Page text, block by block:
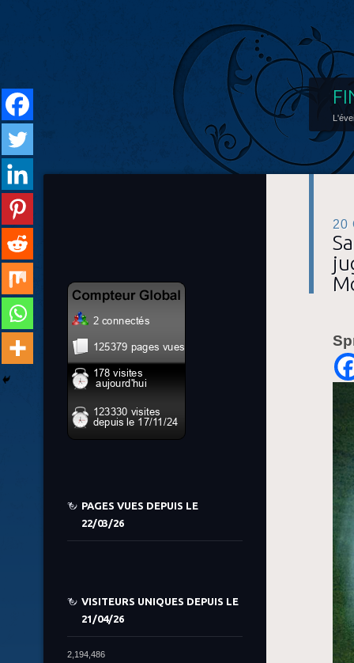
20
PAGES VUES DEPUIS LE
22/03/26
VISITEURS UNIQUES DEPUIS LE
21/04/26
2,194,486